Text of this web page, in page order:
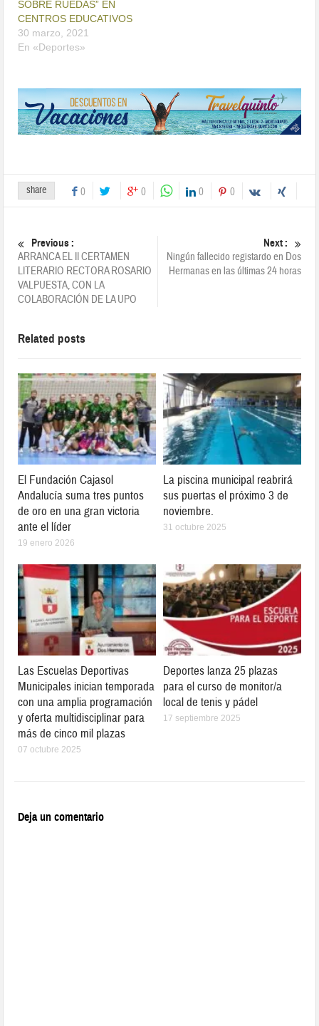
SOBRE RUEDAS” EN
CENTROS EDUCATIVOS
30 marzo, 2021
En «Deportes»
share 0 0 0 0
Previous :
ARRANCA EL II CERTAMEN
LITERARIO RECTORA ROSARIO
VALPUESTA, CON LA
COLABORACIÓN DE LA UPO
Next :
Ningún fallecido registardo en Dos
Hermanas en las últimas 24 horas
Related posts
El Fundación Cajasol
Andalucía suma tres puntos
de oro en una gran victoria
ante el líder
19 enero 2026
La piscina municipal reabrirá
sus puertas el próximo 3 de
noviembre.
31 octubre 2025
Las Escuelas Deportivas
Municipales inician temporada
con una amplia programación
y oferta multidisciplinar para
más de cinco mil plazas
07 octubre 2025
Deportes lanza 25 plazas
para el curso de monitor/a
local de tenis y pádel
17 septiembre 2025
Deja un comentario